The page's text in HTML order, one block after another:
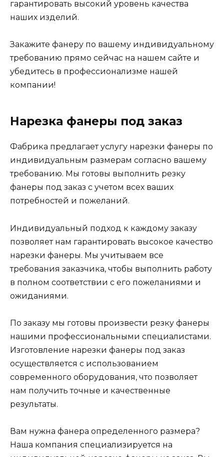
гарантировать высокий уровень качества
наших изделий.
Закажите фанеру по вашему индивидуальному
требованию прямо сейчас на нашем сайте и
убедитесь в профессионализме нашей
компании!
Нарезка фанеры под заказ
Фабрика предлагает услугу нарезки фанеры по
индивидуальным размерам согласно вашему
требованию. Мы готовы выполнить резку
фанеры под заказ с учетом всех ваших
потребностей и пожеланий.
Индивидуальный подход к каждому заказу
позволяет нам гарантировать высокое качество
нарезки фанеры. Мы учитываем все
требования заказчика, чтобы выполнить работу
в полном соответствии с его пожеланиями и
ожиданиями.
По заказу мы готовы произвести резку фанеры
нашими профессиональными специалистами.
Изготовление нарезки фанеры под заказ
осуществляется с использованием
современного оборудования, что позволяет
нам получить точные и качественные
результаты.
Вам нужна фанера определенного размера?
Наша компания специализируется на